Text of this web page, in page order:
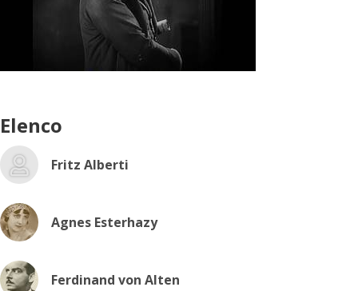
Elenco
Fritz Alberti
Agnes Esterhazy
Ferdinand von Alten